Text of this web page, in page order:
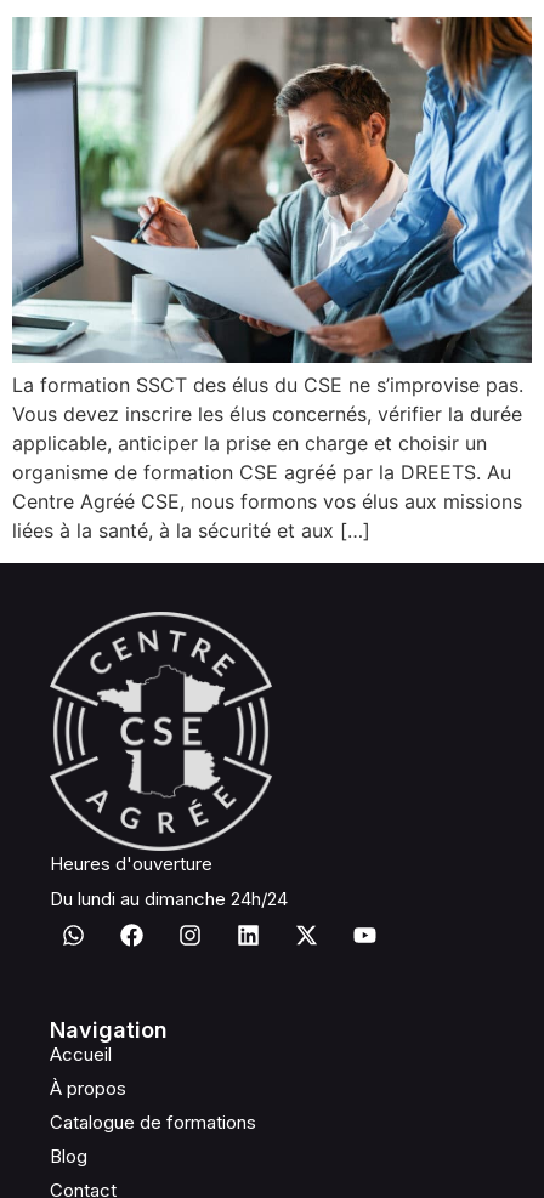
La formation SSCT des élus du CSE ne s’improvise pas.
Vous devez inscrire les élus concernés, vérifier la durée
applicable, anticiper la prise en charge et choisir un
organisme de formation CSE agréé par la DREETS. Au
Centre Agréé CSE, nous formons vos élus aux missions
liées à la santé, à la sécurité et aux […]
Heures d'ouverture
Du lundi au dimanche 24h/24
Navigation
Accueil
À propos
Catalogue de formations
Blog
Contact